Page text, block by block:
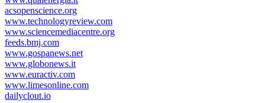
acsopenscience.org
www.technologyreview.com
www.sciencemediacentre.org
feeds.bmj.com
www.gospanews.net
www.globonews.it
www.euractiv.com
www.limesonline.com
dailyclout.io